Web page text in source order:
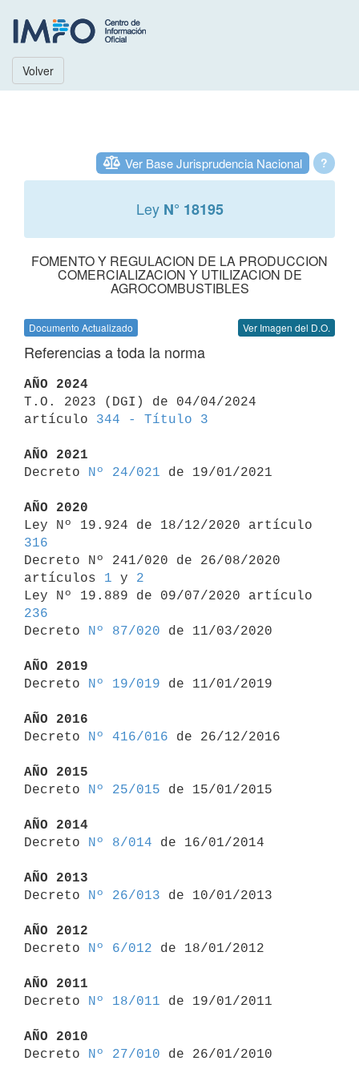
Volver
?
Ver Base Jurisprudencia Nacional
Ley N° 18195
FOMENTO Y REGULACION DE LA PRODUCCION
COMERCIALIZACION Y UTILIZACION DE
AGROCOMBUSTIBLES
Documento Actualizado Ver Imagen del D.O.
Referencias a toda la norma
AÑO 2024
T.O. 2023 (DGI) de 04/04/2024
artículo 344 - Título 3
AÑO 2021
Decreto
Nº 24/021 de 19/01/2021
AÑO 2020
316
Decreto Nº 241/020 de 26/08/2020
artículos 1 y 2
236
Decreto
Nº 87/020 de 11/03/2020
AÑO 2019
Decreto
Nº 19/019 de 11/01/2019
AÑO 2016
Decreto
Nº 416/016 de 26/12/2016
AÑO 2015
Decreto
Nº 25/015 de 15/01/2015
AÑO 2014
Decreto
Nº 8/014 de 16/01/2014
AÑO 2013
Decreto
Nº 26/013 de 10/01/2013
AÑO 2012
Decreto
Nº 6/012 de 18/01/2012
AÑO 2011
Decreto
Nº 18/011 de 19/01/2011
AÑO 2010
Decreto
Nº 27/010 de 26/01/2010